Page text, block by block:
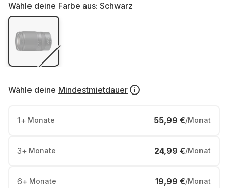
Wähle deine Farbe aus: Schwarz
Wähle deine Mindestmietdauer
1+ Monate 55,99 €/Monat
3+ Monate 24,99 €/Monat
6+ Monate 19,99 €/Monat